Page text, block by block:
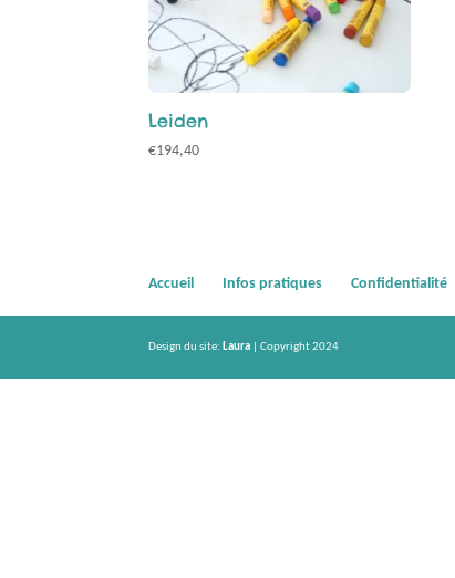
Leiden
€194,40
Accueil Infos pratiques Confidentialité
Design du site: Laura | Copyright 2024